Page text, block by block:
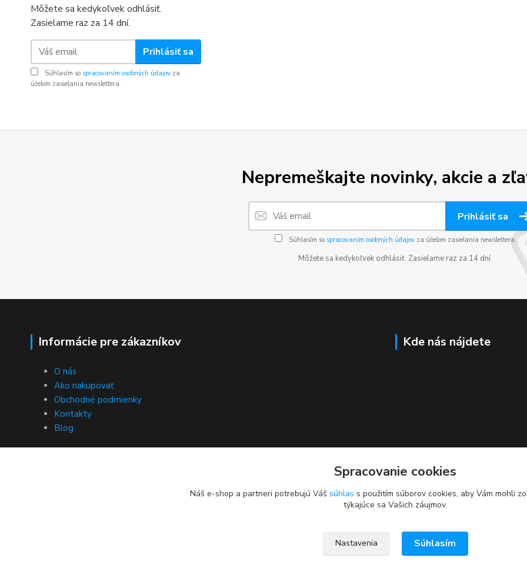
Môžete sa kedykoľvek odhlásiť.
Zasielame raz za 14 dní.
Prihlásiť sa
Súhlasím so spracovaním osobných údajov za
účelom zasielania newslettera.
Nepremeškajte novinky, akcie a
Prihlásiť sa
Súhlasím so spracovaním osobných údajovza účelom zasielania newslettera.
Môžete sa kedykoľvek odhlásiť. Zasielame raz za 14 dní.
Informácie pre zákazníkov
O nás
Ako nakupovať
Obchodné podmienky
Kontakty
Blog
Kde nás nájdete
Spracovanie cookies
Náš e-shop a partneri potrebujú Váš súhlas s použitím súborov cookies, aby Vám mohli
týkajúce sa Vašich záujmov.
Nastavenia Súhlasím